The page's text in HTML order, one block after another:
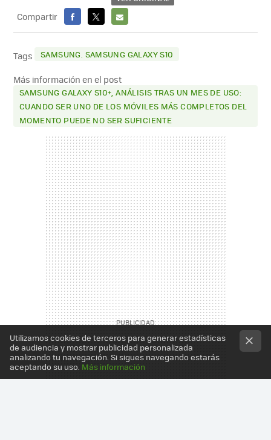
Compartir
FACEBOOK
X
E-
MAIL
Tags SAMSUNG. SAMSUNG GALAXY S10
Más información en el post
SAMSUNG GALAXY S10+, ANÁLISIS TRAS UN MES DE USO:
CUANDO SER UNO DE LOS MÓVILES MÁS COMPLETOS DEL
MOMENTO PUEDE NO SER SUFICIENTE
Utilizamos cookies de terceros para generar estadísticas
de audiencia y mostrar publicidad personalizada
analizando tu navegación. Si sigues navegando estarás
aceptando su uso. Más información